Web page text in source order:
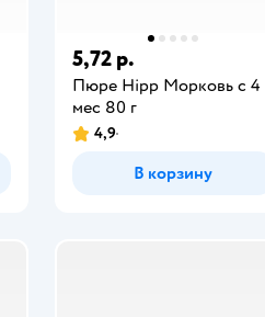
5,72 р.
Пюре Hipp Морковь с 4
мес 80 г
4,9
В корзину